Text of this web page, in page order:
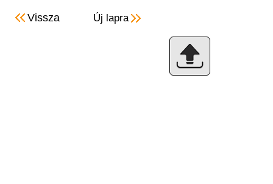
Vissza Új lapra